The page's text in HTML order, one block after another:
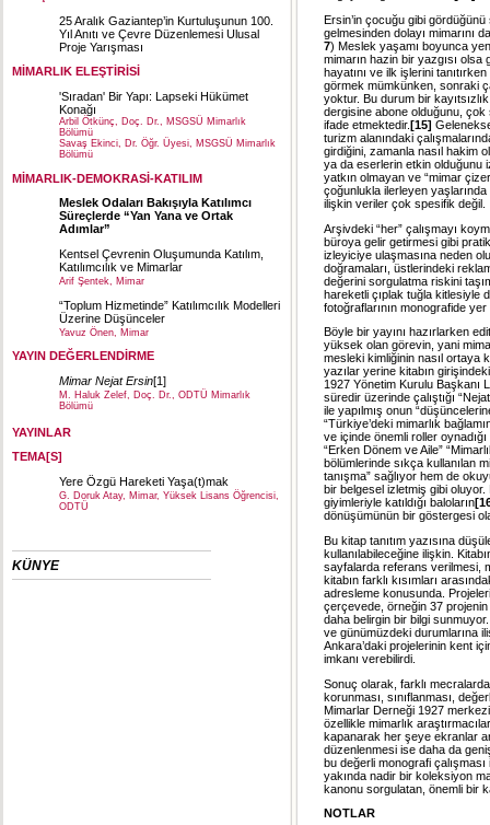
25 Aralık Gaziantep’in Kurtuluşunun 100.
Yıl Anıtı ve Çevre Düzenlemesi Ulusal
Proje Yarışması
MİMARLIK ELEŞTİRİSİ
'Sıradan' Bir Yapı: Lapseki Hükümet
Konağı
Arbil Ötkünç, Doç. Dr., MSGSÜ Mimarlık
Bölümü
Savaş Ekinci, Dr. Öğr. Üyesi, MSGSÜ Mimarlık
Bölümü
MİMARLIK-DEMOKRASİ-KATILIM
Meslek Odaları Bakışıyla Katılımcı
Süreçlerde “Yan Yana ve Ortak
Adımlar”
Kentsel Çevrenin Oluşumunda Katılım,
Katılımcılık ve Mimarlar
Arif Şentek, Mimar
“Toplum Hizmetinde” Katılımcılık Modelleri
Üzerine Düşünceler
Yavuz Önen, Mimar
YAYIN DEĞERLENDİRME
Mimar Nejat Ersin[1]
M. Haluk Zelef, Doç. Dr., ODTÜ Mimarlık
Bölümü
YAYINLAR
TEMA[S]
Yere Özgü Hareketi Yaşa(t)mak
G. Doruk Atay, Mimar, Yüksek Lisans Öğrencisi,
ODTÜ
KÜNYE
Ersin’in çocuğu gibi
gelmesinden dolayı mimarını
7) Meslek yaşamı boyunca
mimarın hazin bir yazgısı olsa
hayatını ve ilk işlerini
görmek mümkünken, sonraki
yoktur. Bu durum bir
dergisine abone olduğunu, çok
ifade etmektedir.[15]
turizm alanındaki
girdiğini, zamanla nasıl hakim
ya da eserlerin etkin olduğunu
yatkın olmayan ve “mimar
çoğunlukla ilerleyen yaşlarında
ilişkin veriler çok spesifik değil.
Arşivdeki “her” çalışmayı
büroya gelir getirmesi gibi
izleyiciye ulaşmasına neden
doğramaları, üstlerindeki
değerini sorgulatma riskini
hareketli çıplak tuğla kitlesiyle
fotoğraflarının monografide
Böyle bir yayını hazırlarken
yüksek olan görevin, yani
mesleki kimliğinin nasıl ortaya
yazılar yerine kitabın
1927 Yönetim Kurulu Başkanı
süredir üzerinde çalıştığı
ile yapılmış onun
“Türkiye’deki mimarlık
ve içinde önemli roller
“Erken Dönem ve Aile”
bölümlerinde sıkça kullanılan
tanışma” sağlıyor hem de
bir belgesel izletmiş gibi
giyimleriyle katıldığı baloların
dönüşümünün bir göstergesi
Bu kitap tanıtım yazısına
kullanılabileceğine ilişkin.
sayfalarda referans verilmesi,
kitabın farklı kısımları
adresleme konusunda.
çerçevede, örneğin 37
daha belirgin bir bilgi sunmuyor.
ve günümüzdeki durumlarına
Ankara’daki projelerinin kent
imkanı verebilirdi.
Sonuç olarak, farklı
korunması, sınıflanması,
Mimarlar Derneği 1927
özellikle mimarlık
kapanarak her şeye ekranlar
düzenlenmesi ise daha da
bu değerli monografi çalışması
yakında nadir bir koleksiyon
kanonu sorgulatan, önemli bir
NOTLAR